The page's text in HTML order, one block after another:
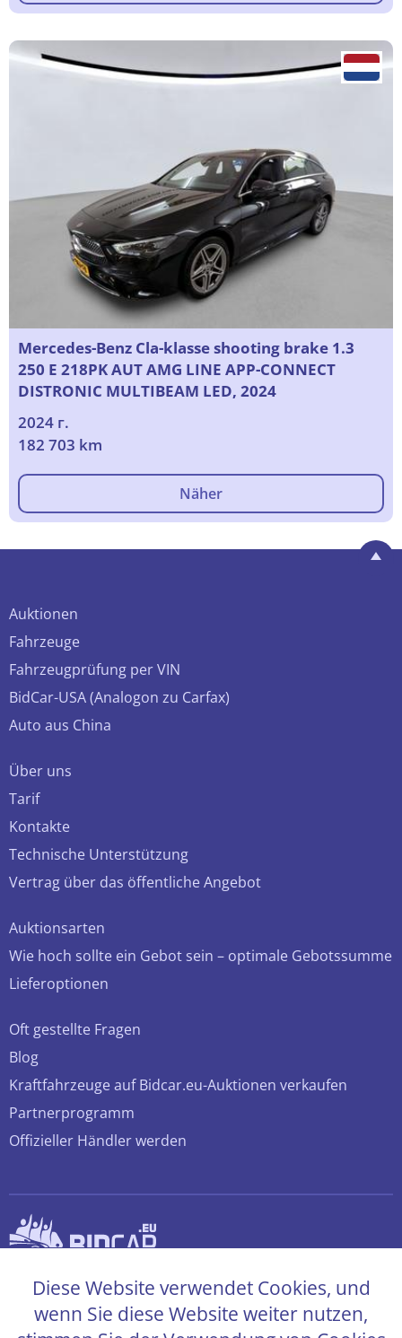
Mercedes-Benz Cla-klasse shooting brake 1.3
250 E 218PK AUT AMG LINE APP-CONNECT
DISTRONIC MULTIBEAM LED, 2024
2024 г.
182 703 km
Näher
Auktionen
Fahrzeuge
Fahrzeugprüfung per VIN
BidCar-USA (Analogon zu Carfax)
Auto aus China
Über uns
Tarif
Kontakte
Technische Unterstützung
Vertrag über das öffentliche Angebot
Auktionsarten
Wie hoch sollte ein Gebot sein – optimale Gebotssumme
Lieferoptionen
Oft gestellte Fragen
Blog
Kraftfahrzeuge auf Bidcar.eu-Auktionen verkaufen
Partnerprogramm
Offizieller Händler werden
© 2026 bidcar.eu
Alle Rechte sind vorbehalten
Diese Website verwendet Cookies, und
wenn Sie diese Website weiter nutzen,